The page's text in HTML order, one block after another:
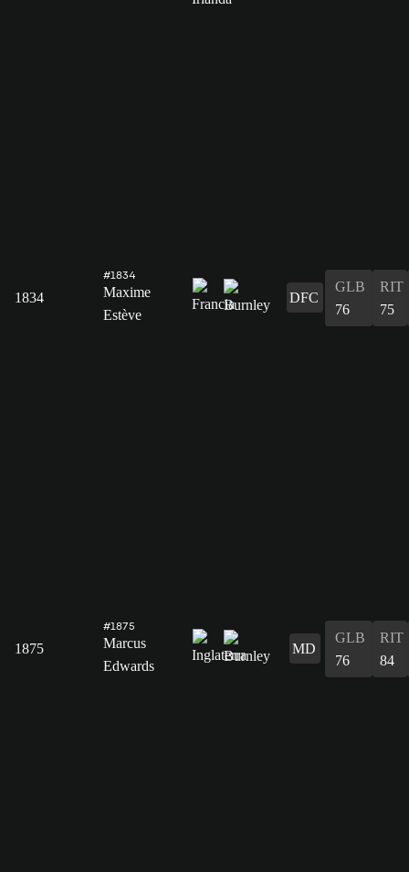
1834
#1834
Maxime
Estève
DFC
GLB
76
RIT
75
1875
#1875
Marcus
Edwards
MD
GLB
76
RIT
84